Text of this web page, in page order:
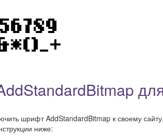
шрифт AddStandardBitmap к своему
ниже: